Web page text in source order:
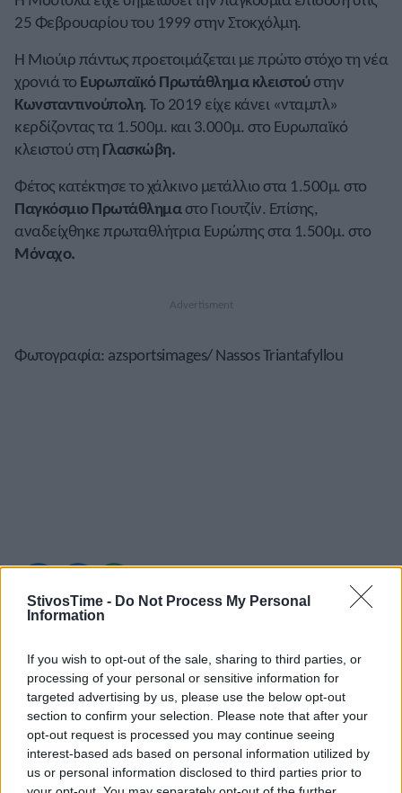
StivosTime - Do Not Process My Personal
Information
If you wish to opt-out of the sale, sharing to third parties, or
processing of your personal or sensitive information for
targeted advertising by us, please use the below opt-out
section to confirm your selection. Please note that after your
opt-out request is processed you may continue seeing
interest-based ads based on personal information utilized by
us or personal information disclosed to third parties prior to
25 Φεβρουαρίου του 1999 στην Στοκχόλμη.
Η Μιούιρ πάντως προετοιμάζεται με πρώτο στόχο τη νέα
χρονιά το Ευρωπαϊκό Πρωτάθλημα κλειστούστην
Κωνσταντινούπολη. Το 2019 είχε κάνει «νταμπλ»
κερδίζοντας τα 1.500μ. και 3.000μ. στο Ευρωπαϊκό
κλειστού στη Γλασκώβη.
Φέτος κατέκτησε το χάλκινο μετάλλιο στα 1.500μ. στο
Παγκόσμιο Πρωτάθλημαστο Γιουτζίν. Επίσης,
αναδείχθηκε πρωταθλήτρια Ευρώπης στα 1.500μ. στο
Μόναχο.
Φωτογραφία: azsportsimages/ Nassos Triantafyllou
Εγγραφείτε στο Stivostime των